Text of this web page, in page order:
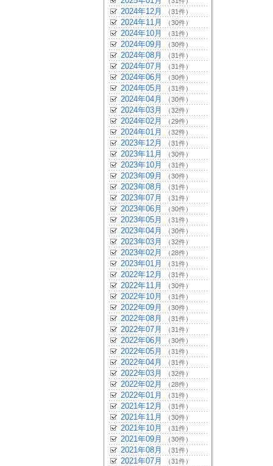
2024年12月 （31件）
2024年11月 （30件）
2024年10月 （31件）
2024年09月 （30件）
2024年08月 （31件）
2024年07月 （31件）
2024年06月 （30件）
2024年05月 （31件）
2024年04月 （30件）
2024年03月 （32件）
2024年02月 （29件）
2024年01月 （32件）
2023年12月 （31件）
2023年11月 （30件）
2023年10月 （31件）
2023年09月 （30件）
2023年08月 （31件）
2023年07月 （31件）
2023年06月 （30件）
2023年05月 （31件）
2023年04月 （30件）
2023年03月 （32件）
2023年02月 （28件）
2023年01月 （31件）
2022年12月 （31件）
2022年11月 （30件）
2022年10月 （31件）
2022年09月 （30件）
2022年08月 （31件）
2022年07月 （31件）
2022年06月 （30件）
2022年05月 （31件）
2022年04月 （31件）
2022年03月 （32件）
2022年02月 （28件）
2022年01月 （31件）
2021年12月 （31件）
2021年11月 （30件）
2021年10月 （31件）
2021年09月 （30件）
2021年08月 （31件）
2021年07月 （31件）